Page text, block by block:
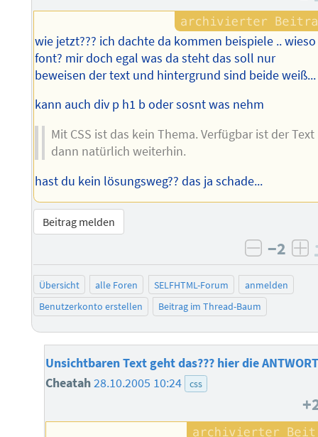
wie jetzt??? ich dachte da kommen beispiele .. wieso
font? mir doch egal was da steht das soll nur
beweisen der text und hintergrund sind beide weiß...
kann auch div p h1 b oder sosnt was nehm
Mit CSS ist das kein Thema. Verfügbar ist der Text
dann natürlich weiterhin.
hast du kein lösungsweg?? das ja schade...
Beitrag melden
negativ
−2
Übersicht alle Foren SELFHTML-Forum
anmelden
Benutzerkonto erstellen
Beitrag im Thread-Baum
Unsichtbaren Text geht das??? hier die
Cheatah28.10.2005 10:24 css